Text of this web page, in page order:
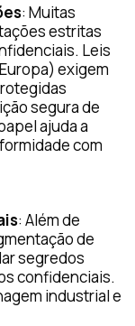
: Muitas
estritas
Leis
exigem
segura de
ajuda a
com
: Além de
de
segredos
confidenciais.
industrial e